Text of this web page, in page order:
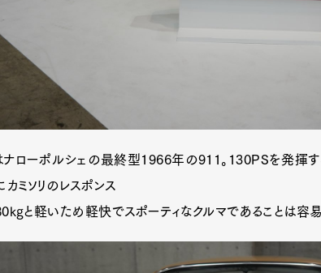
Gourmet
Pen Membership
ローポルシェの最終型1966年の911。130PSを発揮
カミソリのレスポンス
と軽いため軽快でスポーティなクルマであることは容易